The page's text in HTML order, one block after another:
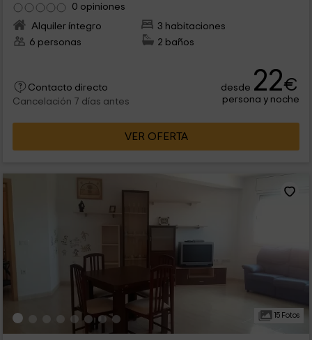
0 opiniones
Alquiler íntegro
3 habitaciones
6 personas
2 baños
Contacto directo
Cancelación 7 días antes
desde 22€
persona y noche
VER OFERTA
15 Fotos